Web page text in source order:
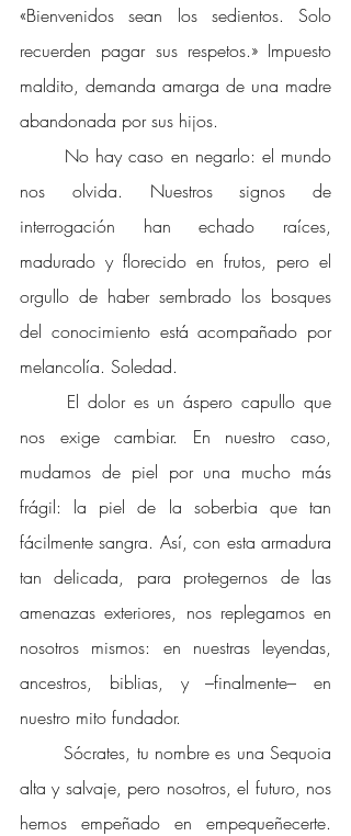
«Bienvenidos sean los sedientos. Solo
recuerden pagar sus respetos.» Impuesto
maldito, demanda amarga de una madre
abandonada por sus hijos.
No hay caso en negarlo: el mundo
nos olvida. Nuestros signos de
interrogación han echado raíces,
madurado y florecido en frutos, pero el
orgullo de haber sembrado los bosques
del conocimiento está acompañado por
melancolía. Soledad.
El dolor es un áspero capullo que
nos exige cambiar. En nuestro caso,
mudamos de piel por una mucho más
frágil: la piel de la soberbia que tan
fácilmente sangra. Así, con esta armadura
tan delicada, para protegernos de las
amenazas exteriores, nos replegamos en
nosotros mismos: en nuestras leyendas,
ancestros, biblias, y –finalmente– en
nuestro mito fundador.
Sócrates, tu nombre es una Sequoia
alta y salvaje, pero nosotros, el futuro, nos
hemos empeñado en empequeñecerte.